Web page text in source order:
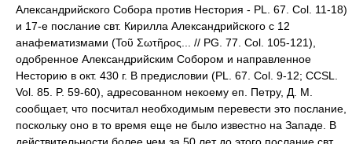
Александрийского Собора против Нестория - PL. 67. Col. 11-18)
и 17-е послание свт. Кирилла Александрийского с 12
анафематизмами (Τοῦ Σωτῆρος... // PG. 77. Col. 105-121),
одобренное Александрийским Собором и направленное
Несторию в окт. 430 г. В предисловии (PL. 67. Col. 9-12; CCSL.
Vol. 85. P. 59-60), адресованном некоему еп. Петру, Д. М.
сообщает, что посчитал необходимым перевести это послание,
поскольку оно в то время еще не было известно на Западе. В